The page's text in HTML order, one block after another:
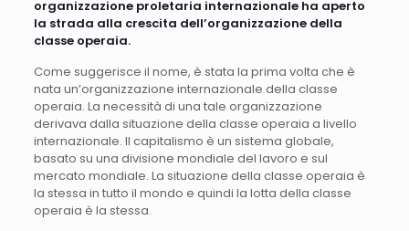
organizzazione proletaria internazionale ha aperto
la strada alla crescita dell’organizzazione della
classe operaia.
Come suggerisce il nome, è stata la prima volta che è
nata un’organizzazione internazionale della classe
operaia. La necessità di una tale organizzazione
derivava dalla situazione della classe operaia a livello
internazionale. Il capitalismo è un sistema globale,
basato su una divisione mondiale del lavoro e sul
mercato mondiale. La situazione della classe operaia è
la stessa in tutto il mondo e quindi la lotta della classe
operaia è la stessa.